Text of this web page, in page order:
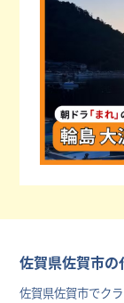
佐賀県佐賀市
佐賀県佐賀市でク